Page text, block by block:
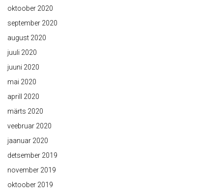
oktoober 2020
september 2020
august 2020
juuli 2020
juuni 2020
mai 2020
aprill 2020
märts 2020
veebruar 2020
jaanuar 2020
detsember 2019
november 2019
oktoober 2019